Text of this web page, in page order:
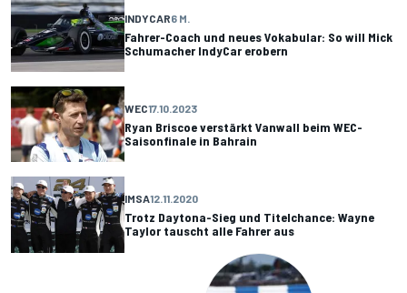
INDYCAR6 M.
Fahrer-Coach und neues Vokabular: So will Mick
Schumacher IndyCar erobern
WEC17.10.2023
Ryan Briscoe verstärkt Vanwall beim WEC-
Saisonfinale in Bahrain
IMSA12.11.2020
Trotz Daytona-Sieg und Titelchance: Wayne
Taylor tauscht alle Fahrer aus